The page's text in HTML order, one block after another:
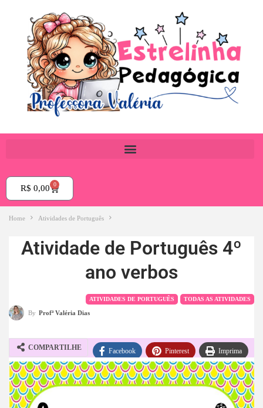
R$ 0,00 0
Home Atividades de Português
Atividade de Português 4º
ano verbos
ATIVIDADES DE PORTUGUÊS TODAS AS ATIVIDADES
By Profª Valéria Dias
COMPARTILHE Facebook Pinterest Imprima
WhatsApp Telegram